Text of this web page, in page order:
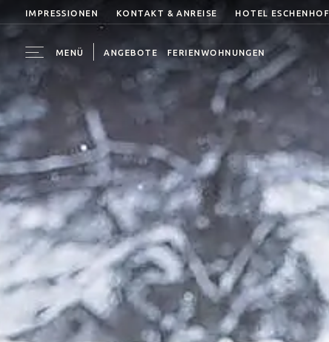
IMPRESSIONEN KONTAKT & ANREISE HOTEL ESCHENHOF
MENÜ ANGEBOTE FERIENWOHNUNGEN